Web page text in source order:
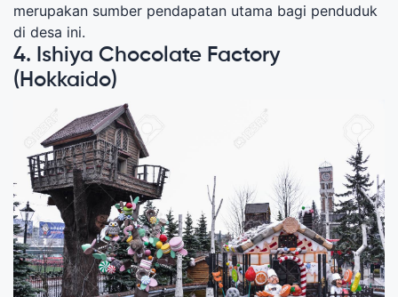
merupakan sumber pendapatan utama bagi penduduk
di desa ini.
4. Ishiya Chocolate Factory
(Hokkaido)